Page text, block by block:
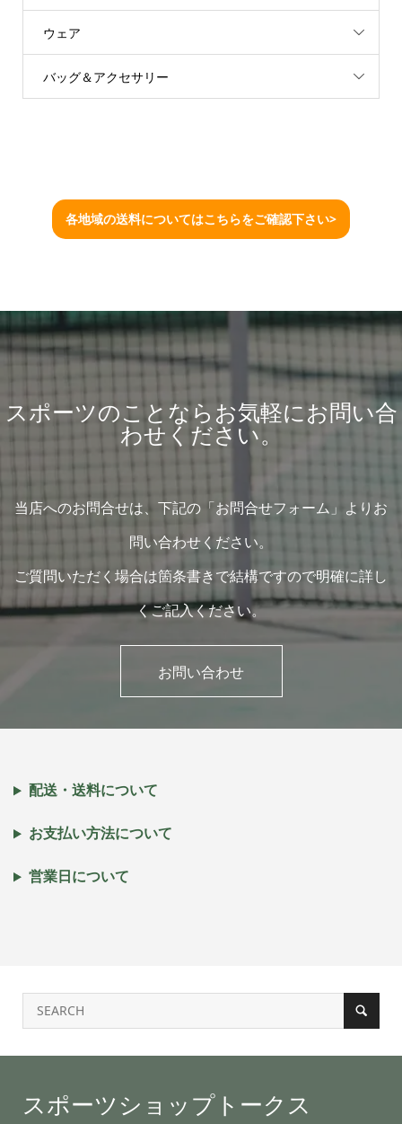
ウェア
バッグ＆アクセサリー
各地域の送料についてはこちらをご確認下さい>
スポーツのことならお気軽にお問い合
わせください。
当店へのお問合せは、下記の「お問合せフォーム」よりお
問い合わせください。
ご質問いただく場合は箇条書きで結構ですので明確に詳し
くご記入ください。
お問い合わせ
配送・送料について
お支払い方法について
営業日について
スポーツショップトークス